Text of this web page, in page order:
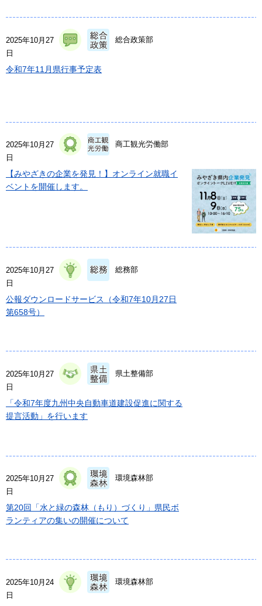
2025年10月27
日
総合政策部
令和7年11月県行事予定表
2025年10月27
日
商工観光労働部
【みやざきの企業を発見！】オンライン就職イ
ベントを開催します。
2025年10月27
日
総務部
公報ダウンロードサービス（令和7年10月27日
第658号）
2025年10月27
日
県土整備部
「令和7年度九州中央自動車道建設促進に関する
提言活動」を行います
2025年10月27
日
環境森林部
第20回「水と緑の森林（もり）づくり」県民ボ
ランティアの集いの開催について
2025年10月24
日
環境森林部